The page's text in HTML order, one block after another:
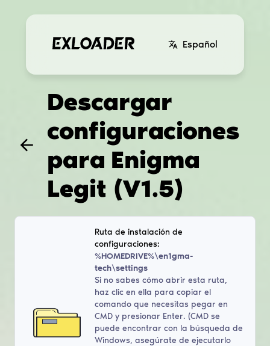
Español
Descargar
configuraciones
para Enigma
Legit (V1.5)
Ruta de instalación de
configuraciones:
%HOMEDRIVE%\en1gma-
tech\settings
Si no sabes cómo abrir esta ruta,
haz clic en ella para copiar el
comando que necesitas pegar en
CMD y presionar Enter. (CMD se
puede encontrar con la búsqueda de
Windows, asegúrate de ejecutarlo